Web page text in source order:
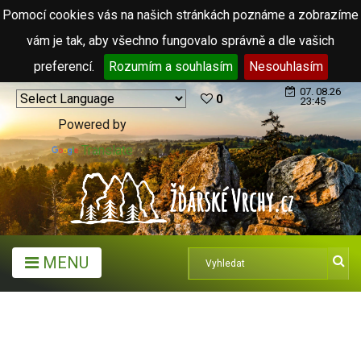
Pomocí cookies vás na našich stránkách poznáme a zobrazíme
vám je tak, aby všechno fungovalo správně a dle vašich
preferencí.
Rozumím a souhlasím Nesouhlasím
Powered by
Translate
0
07. 08.26
23:45
MENU